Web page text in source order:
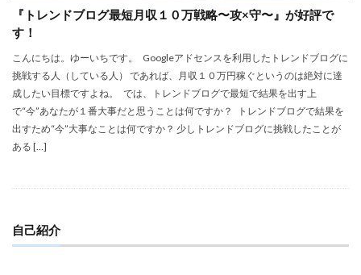
『トレンドブログ最短月収１０万戦略〜攻×守〜』が好評で
す！
こんにちは。ゆーいちです。 Googleアドセンスを利用したトレンドブログに
挑戦する人（している人） であれば、月収１０万円稼ぐというのは絶対に達
成したい目標ですよね。 では、トレンドブログで最短で結果を出す上
で“今”あなたが１番大事だと思うことは何ですか？ トレンドブログで結果を
出すため“今”大事なことは何ですか？ 少しトレンドブログに挑戦したことが
ある […]
自己紹介